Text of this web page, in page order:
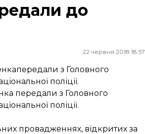
до
22 червня 2018 18:57
з Головного
поліції.
передали з Головного
поліції.
провадженнях, відкритих за